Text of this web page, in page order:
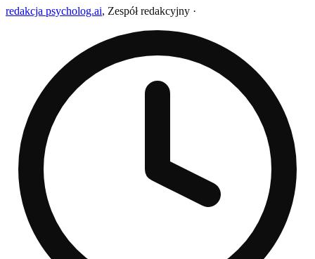
redakcja psycholog.ai, Zespół redakcyjny ·